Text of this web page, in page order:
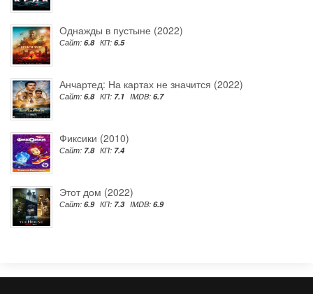
Однажды в пустыне (2022)
Сайт: 6.8 КП: 6.5
Анчартед: На картах не значится (2022)
Сайт: 6.8 КП: 7.1 IMDB: 6.7
Фиксики (2010)
Сайт: 7.8 КП: 7.4
Этот дом (2022)
Сайт: 6.9 КП: 7.3 IMDB: 6.9